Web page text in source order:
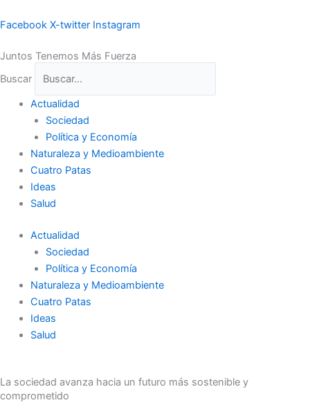
al
Facebook X-twitter Instagram
Juntos Tenemos Más Fuerza
Buscar
Actualidad
Sociedad
Política y Economía
Naturaleza y Medioambiente
Cuatro Patas
Ideas
Salud
Actualidad
Sociedad
Política y Economía
Naturaleza y Medioambiente
Cuatro Patas
Ideas
Salud
La sociedad avanza hacia un futuro más sostenible y
comprometido